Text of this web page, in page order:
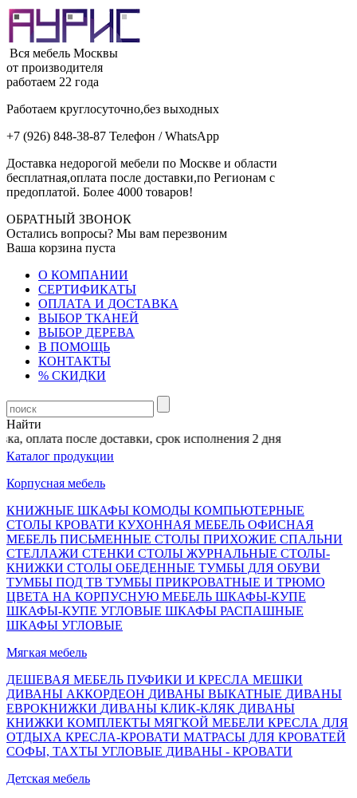
Вся мебель Москвы
от производителя
работаем 22 года
Работаем круглосуточно,без выходных
+7 (926) 848-38-87 Телефон / WhatsApp
Доставка недорогой мебели по Москве и области
бесплатная,оплата после доставки,по Регионам с
предоплатой. Более 4000 товаров!
ОБРАТНЫЙ ЗВОНОК
Остались вопросы? Мы вам перезвоним
Ваша корзина пуста
О КОМПАНИИ
СЕРТИФИКАТЫ
ОПЛАТА И ДОСТАВКА
ВЫБОР ТКАНЕЙ
ВЫБОР ДЕРЕВА
В ПОМОЩЬ
КОНТАКТЫ
% СКИДКИ
Найти
оплата после доставки, срок исполнения 2 дня
Каталог продукции
Корпусная мебель
КНИЖНЫЕ ШКАФЫ КОМОДЫ КОМПЬЮТЕРНЫЕ
СТОЛЫ КРОВАТИ КУХОННАЯ МЕБЕЛЬ ОФИСНАЯ
МЕБЕЛЬ ПИСЬМЕННЫЕ СТОЛЫ ПРИХОЖИЕ СПАЛЬНИ
СТЕЛЛАЖИ СТЕНКИ СТОЛЫ ЖУРНАЛЬНЫЕ СТОЛЫ-
КНИЖКИ СТОЛЫ ОБЕДЕННЫЕ ТУМБЫ ДЛЯ ОБУВИ
ТУМБЫ ПОД ТВ ТУМБЫ ПРИКРОВАТНЫЕ И ТРЮМО
ЦВЕТА НА КОРПУСНУЮ МЕБЕЛЬ ШКАФЫ-КУПЕ
ШКАФЫ-КУПЕ УГЛОВЫЕ ШКАФЫ РАСПАШНЫЕ
ШКАФЫ УГЛОВЫЕ
Мягкая мебель
ДЕШЕВАЯ МЕБЕЛЬ ПУФИКИ И КРЕСЛА МЕШКИ
ДИВАНЫ АККОРДЕОН ДИВАНЫ ВЫКАТНЫЕ ДИВАНЫ
ЕВРОКНИЖКИ ДИВАНЫ КЛИК-КЛЯК ДИВАНЫ
КНИЖКИ КОМПЛЕКТЫ МЯГКОЙ МЕБЕЛИ КРЕСЛА ДЛЯ
ОТДЫХА КРЕСЛА-КРОВАТИ МАТРАСЫ ДЛЯ КРОВАТЕЙ
СОФЫ, ТАХТЫ УГЛОВЫЕ ДИВАНЫ - КРОВАТИ
Детская мебель